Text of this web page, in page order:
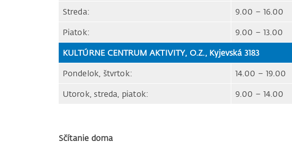
Streda: 9.00 – 16.00
Piatok: 9.00 – 13.00
KULTÚRNE CENTRUM AKTIVITY, O.Z., Kyjevská 3183
Pondelok, štvrtok: 14.00 – 19.00
Utorok, streda, piatok: 9.00 – 14.00
Sčítanie doma